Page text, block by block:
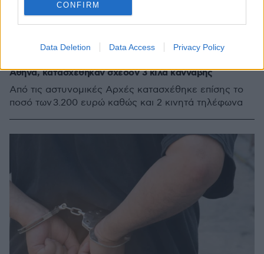
CONFIRM
Data Deletion Data Access Privacy Policy
Αθήνα, κατασχέθηκαν σχεδόν 3 κιλά κάνναβης
Από τις αστυνομικές Αρχές κατασχέθηκε επίσης το
ποσό των 3.200 ευρώ καθώς και 2 κινητά τηλέφωνα
13.06.2026, 17:44 1